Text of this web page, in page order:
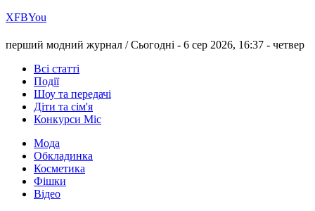
ХFBYou
перший модний журнал /Сьогодні - 6 сер 2026, 16:37 - четвер
Всі статті
Події
Шоу та передачі
Діти та сім'я
Конкурси Міс
Мода
Обкладинка
Косметика
Фішки
Відео